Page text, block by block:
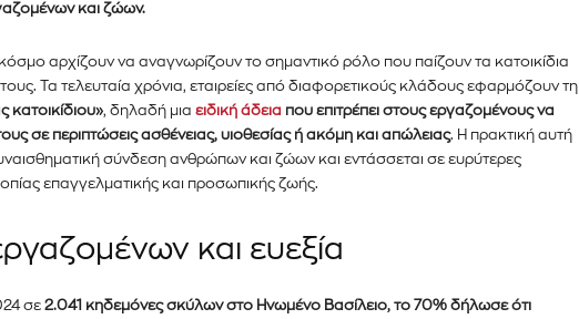
στο Newsletter του
και ενημερωθείτε
και ζώων.
κόσμο αρχίζουν να αναγνωρίζουν το σημαντικό ρόλο που παίζουν τα κατοικίδια
Τα τελευταία χρόνια, εταιρείες από διαφορετικούς κλάδους εφαρμόζουν τη
κατοικίδιου», δηλαδή μια ειδική άδεια που επιτρέπει στους εργαζομένους να
σε περιπτώσεις ασθένειας, υιοθεσίας ή ακόμη και απώλειας. Η πρακτική αυτή
σύνδεση ανθρώπων και ζώων και εντάσσεται σε ευρύτερες
επαγγελματικής και προσωπικής ζωής.
και ευεξία
σε 2.041 κηδεμόνες σκύλων στο Ηνωμένο Βασίλειο, το 70% δήλωσε ότι